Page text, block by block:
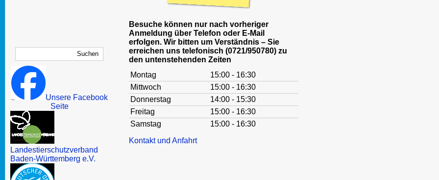
Unsere Facebook
Seite
Landestierschutzverband
Baden-Württemberg e.V.
Besuche können nur nach vorheriger
Anmeldung über Telefon oder E-Mail
erfolgen. Wir bitten um Verständnis – Sie
erreichen uns telefonisch (0721/950780) zu
den untenstehenden Zeiten
Montag
15:00 - 16:30
Mittwoch
15:00 - 16:30
Donnerstag
14:00 - 15:30
Freitag
15:00 - 16:30
Samstag
15:00 - 16:30
Kontakt und Anfahrt